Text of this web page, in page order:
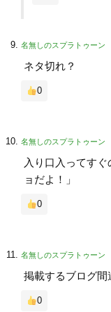
名無しのスプラトゥーン
ネタ切れ？
0
名無しのスプラトゥーン
入り口入ってす
ョだよ！」
0
名無しのスプラトゥーン
掲載するブログ間
0